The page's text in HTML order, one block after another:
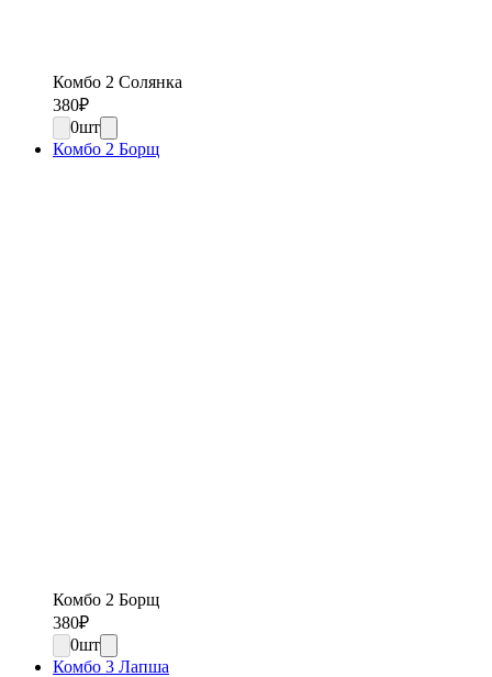
Комбо 2 Солянка
380₽
0шт
Комбо 2 Борщ
Комбо 2 Борщ
380₽
0шт
Комбо 3 Лапша